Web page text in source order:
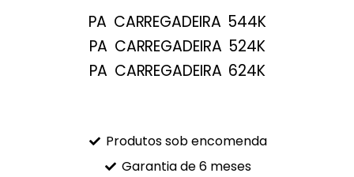
PA CARREGADEIRA 544K
PA CARREGADEIRA 524K
PA CARREGADEIRA 624K
Produtos sob encomenda
Garantia de 6 meses